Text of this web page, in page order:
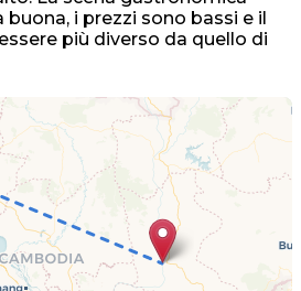
i prezzi sono bassi e il
più diverso da quello di